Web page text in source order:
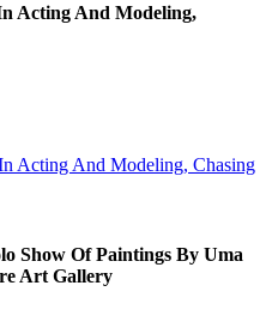
Acting And Modeling,
Show Of Paintings By Uma
Art Gallery